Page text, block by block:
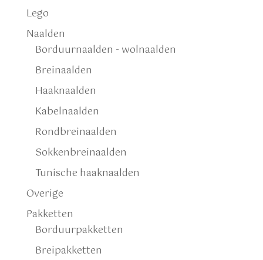
Lego
Naalden
Borduurnaalden - wolnaalden
Breinaalden
Haaknaalden
Kabelnaalden
Rondbreinaalden
Sokkenbreinaalden
Tunische haaknaalden
Overige
Pakketten
Borduurpakketten
Breipakketten